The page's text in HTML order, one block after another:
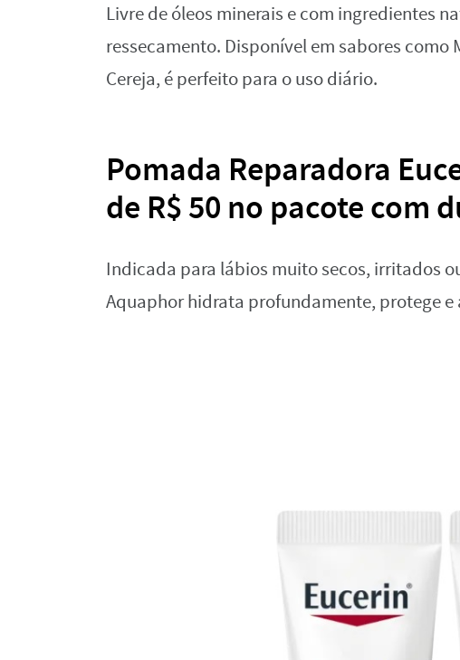
Livre de óleos minerais e com ingredientes
ressecamento. Disponível em sabores como
Cereja, é perfeito para o uso diário.
Pomada Reparadora
de R$ 50 no pacote com
Indicada para lábios muito secos, irritados
Aquaphor hidrata profundamente, protege e